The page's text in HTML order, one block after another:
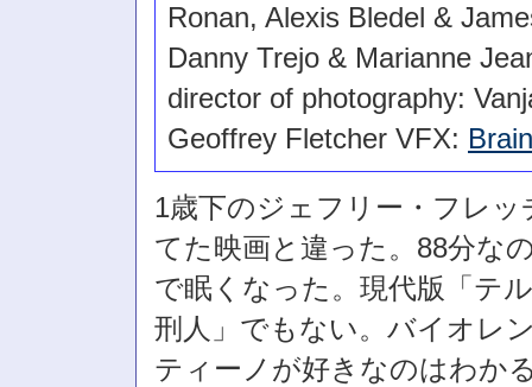
Ronan, Alexis Bledel &
Danny Trejo & Marianne
director of photography:
Geoffrey Fletcher VFX:
1歳下のジェフリー・フレ
てた映画と違った。88分な
で眠くなった。現代版「テ
刑人」でもない。バイオレ
ティーノが好きなのはわか